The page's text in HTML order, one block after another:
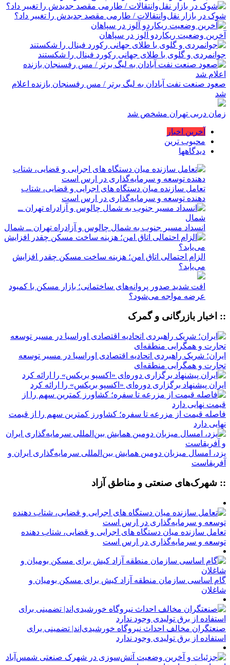
شوک در بازار نقل‌وانتقالات / طارمی مقصد جدیدش را تغییر داد؟
آخرین وضعیت ریکاردو آلوز در سپاهان
جوانمردی و گلوی با طلای جهانی رکورد فینال را شکستند
صعود صنعت نفت آبادان به لیگ برتر / مس رفسنجان بازنده اعلام
شد
زمان دربی تهران مشخص شد
آخرین اخبار
محبوب ترین
دیدگاهها
تعامل سازنده میان دستگاه‌ های اجرایی و قضایی، شتاب‌
دهنده توسعه و سرمایه‌گذاری در ارس است
انسداد مسیر جنوب به شمال چالوس و آزادراه تهران ــ شمال
الزام احتمالی اتاق امن؛ هزینه ساخت مسکن چقدر افزایش
می‌یابد؟
افت شدید صدور پروانه‌های ساختمانی؛ بازار مسکن با کمبود
عرضه مواجه می‌شود؟
:: اخبار بازرگانی و گمرک
ایران؛ شریک راهبردی اتحادیه اقتصادی اوراسیا در مسیر توسعه
تجارت و همگرایی منطقه‌ای
ایران پیشنهاد برگزاری دوره‌ای «اکسپو بریکس» را ارائه کرد
فاصله قیمت از مزرعه تا سفره؛ کشاورز کمترین سهم را از قیمت
نهایی دارد
یزد، امسال میزبان دومین همایش بین‌المللی سرمایه‌گذاری ایران و
آفریقاست
:: شهرک‌های صنعتی و مناطق آزاد
تعامل سازنده میان دستگاه‌ های اجرایی و قضایی، شتاب‌ دهنده
توسعه و سرمایه‌گذاری در ارس است
گام اساسی سازمان منطقه آزاد کیش برای مسکن بومیان و
شاغلان
صنعتگران مخالف احداث نیروگاه خورشیدی‌اند| تضمینی برای
استفاده از برق تولیدی وجود ندارد